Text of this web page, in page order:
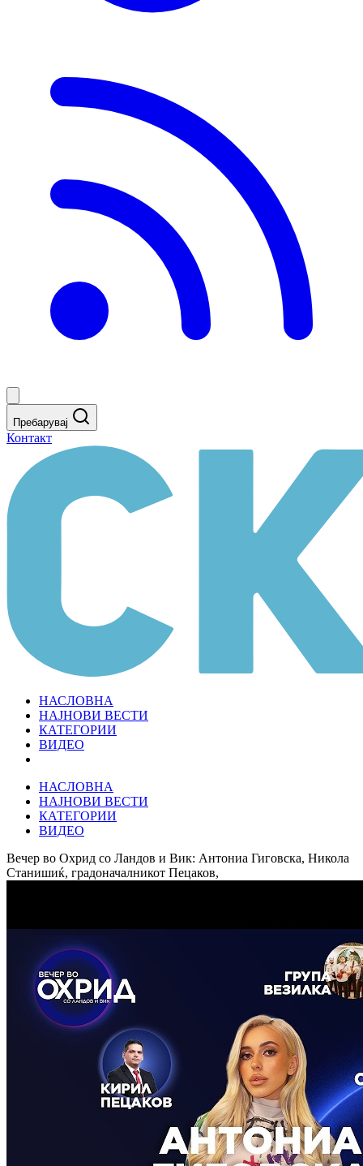
Пребарувај
Контакт
НАСЛОВНА
НАЈНОВИ ВЕСТИ
КАТЕГОРИИ
ВИДЕО
НАСЛОВНА
НАЈНОВИ ВЕСТИ
КАТЕГОРИИ
ВИДЕО
Вечер во Охрид со Ландов и Вик: Антониа Гиговска, Никола
Станишиќ, градоначалникот Пецаков,